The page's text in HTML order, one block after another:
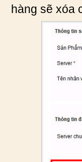
hàng sẽ xóa